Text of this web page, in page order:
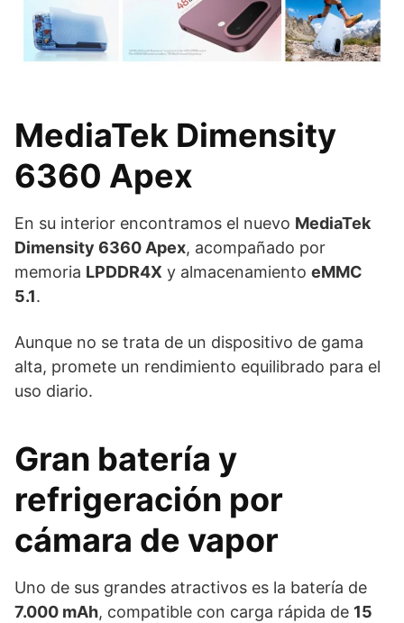
MediaTek Dimensity
6360 Apex
En su interior encontramos el nuevo MediaTek
Dimensity 6360 Apex, acompañado por
memoria LPDDR4X y almacenamiento eMMC
5.1.
Aunque no se trata de un dispositivo de gama
alta, promete un rendimiento equilibrado para el
uso diario.
Gran batería y
refrigeración por
cámara de vapor
Uno de sus grandes atractivos es la batería de
7.000 mAh, compatible con carga rápida de 15